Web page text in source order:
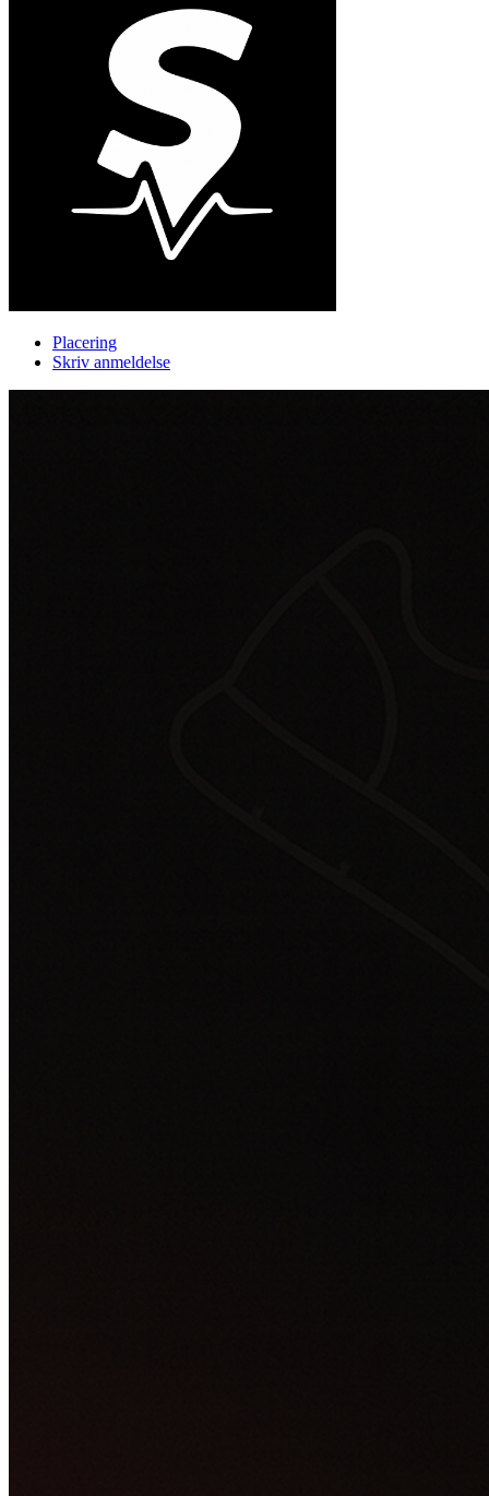
Placering
Skriv anmeldelse